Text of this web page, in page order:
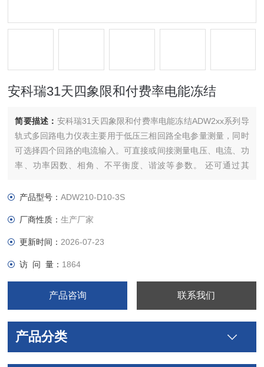
安科瑞31天四象限和付费率电能冻结
简要描述： 安科瑞31天四象限和付费率电能冻结ADW2xx系列导
轨式多回路电力仪表主要用于低压三相回路全电参量测量，同时
可选择四个回路的电流输入。可直接或间接测量电压、电流、功
率、功率因数、相角、不平衡度、谐波等参数。 还可通过其
以及2G、4G、LoRa、LoRaWan、NB-Lot无线通信功能。
产品型号：ADW210-D10-3S
厂商性质：生产厂家
更新时间： 2026-07-23
访 问 量： 1864
产品咨询 联系我们
产品分类